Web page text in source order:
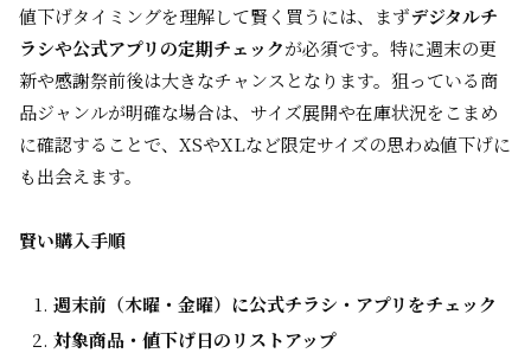
値下げタイミングを理解して賢く買うには、まずデジタルチ
ラシや公式アプリの定期チェックが必須です。特に週末の更
新や感謝祭前後は大きなチャンスとなります。狙っている商
品ジャンルが明確な場合は、サイズ展開や在庫状況をこまめ
に確認することで、XSやXLなど限定サイズの思わぬ値下げに
も出会えます。
賢い購入手順
週末前（木曜・金曜）に公式チラシ・アプリをチェック
対象商品・値下げ日のリストアップ